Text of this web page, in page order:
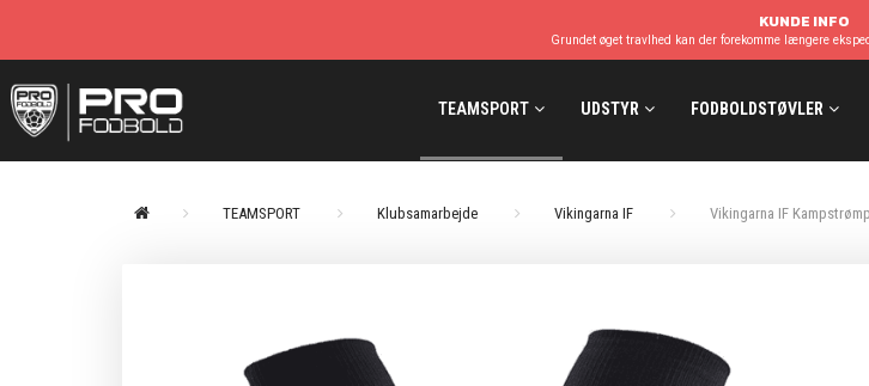
KUNDE INFO
Grundet øget travlhed kan der forekomme længere
TEAMSPORT UDSTYR FODBOLDSTØVLER
TEAMSPORT Klubsamarbejde Vikingarna IF Vikingarna IF